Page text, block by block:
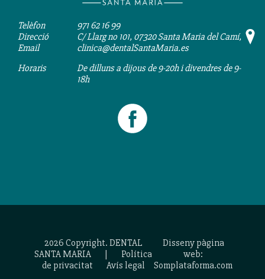
Telèfon
971 62 16 99
Direcció
C/ Llarg no 101, 07320 Santa Maria del Camí,
Email
clinica@dentalSantaMaria.es
Horaris
De dilluns a dijous de 9-20h i divendres de 9-
18h
2026 Copyright. DENTAL
SANTA MARIA
|
Política
de privacitat
Avís legal
Disseny pàgina
web:
Somplataforma.com